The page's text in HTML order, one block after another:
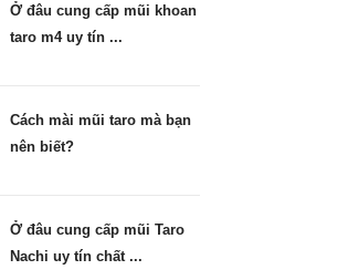
Ở đâu cung cấp mũi khoan
taro m4 uy tín ...
Cách mài mũi taro mà bạn
nên biết?
Ở đâu cung cấp mũi Taro
Nachi uy tín chất ...